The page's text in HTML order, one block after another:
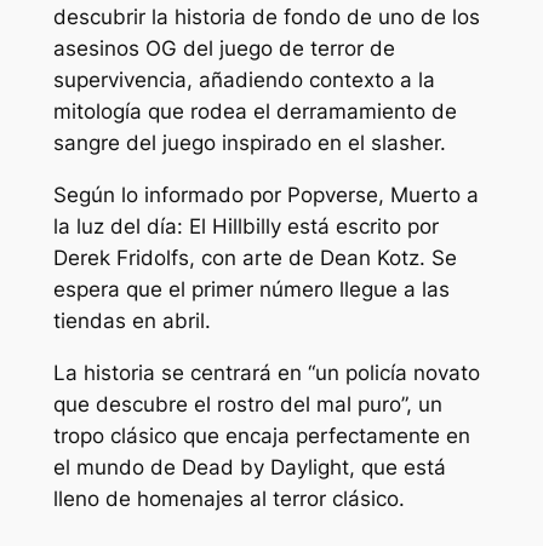
descubrir la historia de fondo de uno de los
asesinos OG del juego de terror de
supervivencia, añadiendo contexto a la
mitología que rodea el derramamiento de
sangre del juego inspirado en el slasher.
Según lo informado por Popverse, Muerto a
la luz del día: El Hillbilly está escrito por
Derek Fridolfs, con arte de Dean Kotz. Se
espera que el primer número llegue a las
tiendas en abril.
La historia se centrará en “un policía novato
que descubre el rostro del mal puro”, un
tropo clásico que encaja perfectamente en
el mundo de Dead by Daylight, que está
lleno de homenajes al terror clásico.